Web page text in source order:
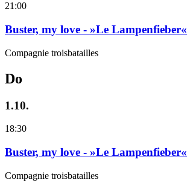
21:00
Buster, my love - »Le Lampenfieber«
Compagnie troisbatailles
Do
1.10.
18:30
Buster, my love - »Le Lampenfieber«
Compagnie troisbatailles